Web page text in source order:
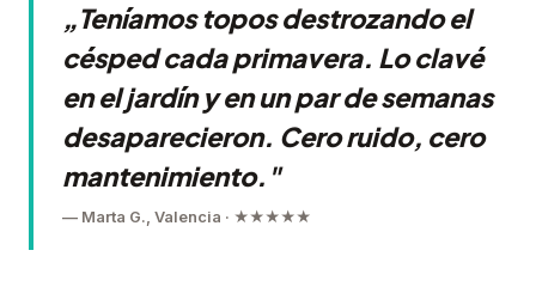
„Teníamos topos destrozando el
césped cada primavera. Lo clavé
en el jardín y en un par de semanas
desaparecieron. Cero ruido, cero
mantenimiento."
— Marta G., Valencia · ★★★★★